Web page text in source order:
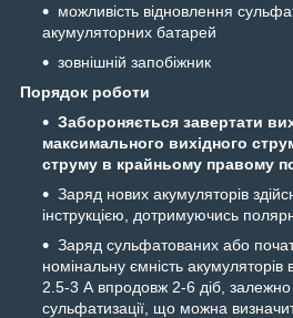
можливість відновлення
акумуляторних батарей
зовнішній запобіжник
Порядок роботи
Забороняється завертати
максимального вихідного
струму в крайньому правому
Заряд нових акумуляторів
інструкцією, дотримуючись
Заряд сульфатованих або
номінальну ємність
2.5-3 А впродовж 2-6 діб, залежно
сульфатизації, що можна